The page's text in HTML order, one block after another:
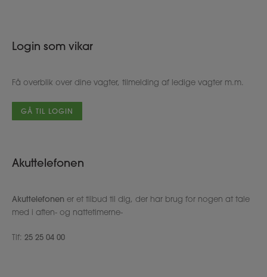
Login som vikar
Få overblik over dine vagter, tilmelding af ledige vagter m.m.
GÅ TIL LOGIN
Akuttelefonen
Akuttelefonen er et tilbud til dig, der har brug for nogen at tale
med i aften- og nattetimerne-
Tlf: 25 25 04 00